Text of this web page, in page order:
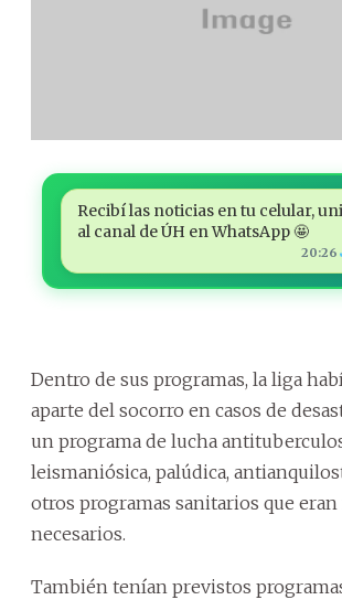
Recibí las noticias en tu celular,
al canal de ÚH en WhatsApp 🤩
20:26
Dentro de sus programas, la liga
aparte del socorro en casos de
un programa de lucha
leismaniósica, palúdica,
otros programas sanitarios que
necesarios.
También tenían previstos